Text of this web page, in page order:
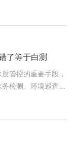
，体系本身存在固
操作手法等外部因
故障，也不是乳浊
缺失，引入可规避
了等于白测
管控的重要手段，
检测、环境巡查、
人在水质检测过程
核心耗材——检测试
终的检测数据也会